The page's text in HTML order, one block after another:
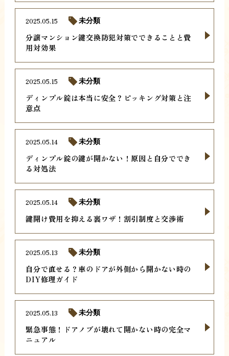
分譲マンション鍵交換防犯対策でできることと費
用対効果
2025.05.15 未分類
ディンプル錠は本当に安全？ピッキング対策と注
意点
2025.05.15 未分類
ディンプル錠の鍵が開かない！原因と自分ででき
る対処法
2025.05.14 未分類
鍵開け費用を抑える裏ワザ！割引制度と交渉術
2025.05.14 未分類
自分で直せる？車のドアが外側から開かない時の
DIY修理ガイド
2025.05.13 未分類
緊急事態！ドアノブが壊れて開かない時の完全マ
ニュアル
2025.05.13 未分類